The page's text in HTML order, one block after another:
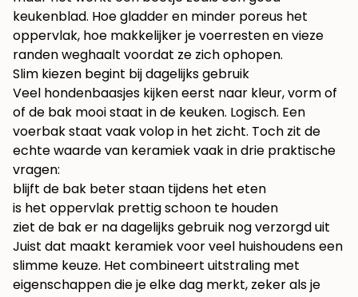
keukenblad. Hoe gladder en minder poreus het
oppervlak, hoe makkelijker je voerresten en vieze
randen weghaalt voordat ze zich ophopen.
Slim kiezen begint bij dagelijks gebruik
Veel hondenbaasjes kijken eerst naar kleur, vorm of
of de bak mooi staat in de keuken. Logisch. Een
voerbak staat vaak volop in het zicht. Toch zit de
echte waarde van keramiek vaak in drie praktische
vragen:
blijft de bak beter staan tijdens het eten
is het oppervlak prettig schoon te houden
ziet de bak er na dagelijks gebruik nog verzorgd uit
Juist dat maakt keramiek voor veel huishoudens een
slimme keuze. Het combineert uitstraling met
eigenschappen die je elke dag merkt, zeker als je